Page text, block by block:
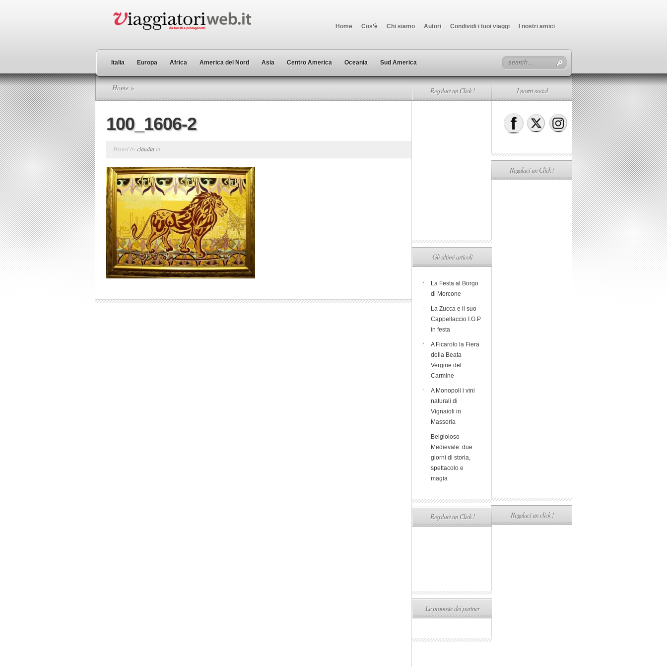
Home Cos’è Chi siamo Autori Condividi i tuoi viaggi I nostri amici
Italia Europa Africa America del Nord Asia Centro America Oceania Sud America
Home »
100_1606-2
Posted byclaudia in
Regalaci un Click !
Gli ultimi articoli
La Festa al Borgo
di Morcone
La Zucca e il suo
Cappellaccio I.G.P
in festa
A Ficarolo la Fiera
della Beata
Vergine del
Carmine
A Monopoli i vini
naturali di
Vignaioli in
Masseria
Belgioioso
Medievale: due
giorni di storia,
spettacolo e
magia
Regalaci un Click !
Le proposte dei partner
I nostri social
Regalaci un Click !
Regalaci un click !